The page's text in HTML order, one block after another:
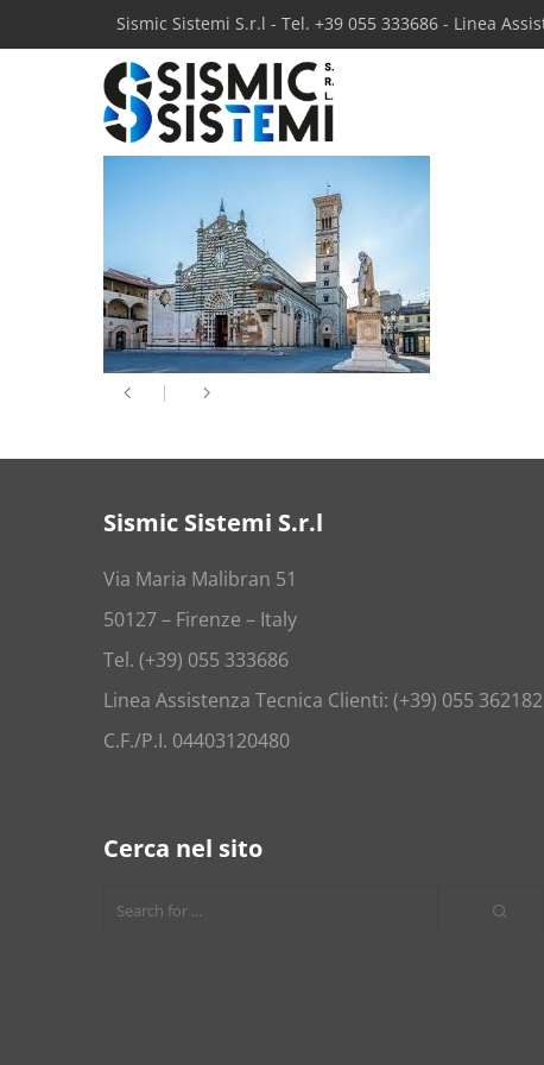
Sismic Sistemi S.r.l - Tel. +39 055 333686 - Linea
Sismic Sistemi S.r.l
Via Maria Malibran 51
50127 – Firenze – Italy
Tel. (+39) 055 333686
Linea Assistenza Tecnica Clienti: (+39) 055 362182
C.F./P.I. 04403120480
Cerca nel sito